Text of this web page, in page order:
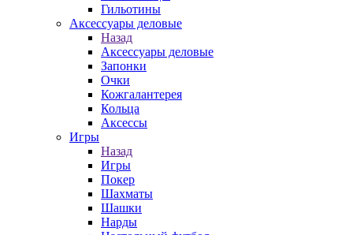
Гильотины
Аксессуары деловые
Назад
Аксессуары деловые
Запонки
Очки
Кожгалантерея
Кольца
Аксессы
Игры
Назад
Игры
Покер
Шахматы
Шашки
Нарды